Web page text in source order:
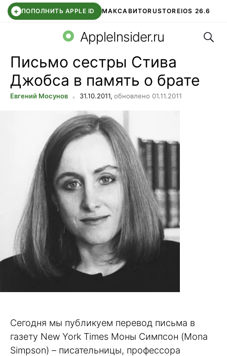
+ ПОПОЛНИТЬ APPLE ID МАКСАВИТОRUSTOREIOS 26.6
СБЕР КИДС ВТБ ОНЛАЙН ЧАТ В ROBLOX
AppleInsider.ru
Письмо сестры Стива
Джобса в память о брате
Евгений Мосунов 31.10.2011, обновлено 01.11.2011
Сегодня мы публикуем перевод письма в
газету New York Times Моны Симпсон (Mona
Simpson) – писательницы, профессора